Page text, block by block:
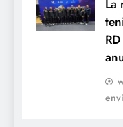
La